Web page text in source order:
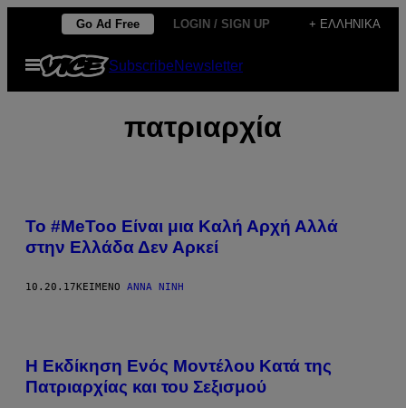
Μετάβαση
περιεχόμενο
Go Ad Free LOGIN / SIGN UP + ΕΛΛΗΝΙΚΆ
Ανοίξτε
το
μενού
SubscribeNewsletter
πατριαρχία
Το #ΜeToo Είναι μια Καλή Αρχή Αλλά
στην Ελλάδα Δεν Αρκεί
10.20.17 ΚΕΊΜΕΝΟ ΆΝΝΑ ΝΊΝΗ
Η Εκδίκηση Ενός Μοντέλου Κατά της
Πατριαρχίας και του Σεξισμού